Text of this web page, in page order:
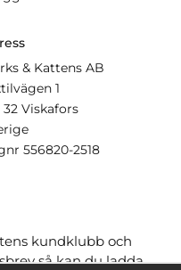
& Kattens AB
1
32 Viskafors
556820-2518
kundklubb och
så kan du ladda